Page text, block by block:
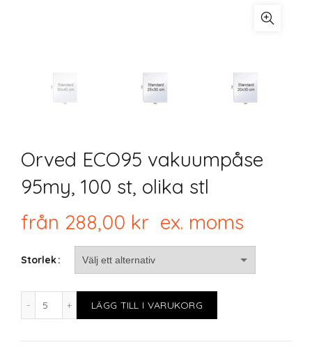
Orved ECO95 vakuumpåse
95my, 100 st, olika stl
från 288,00 kr ex. moms
Storlek
Orved ECO95 vakuumpåse 95my, 100 st, olika stl mängd
LÄGG TILL I VARUKORG